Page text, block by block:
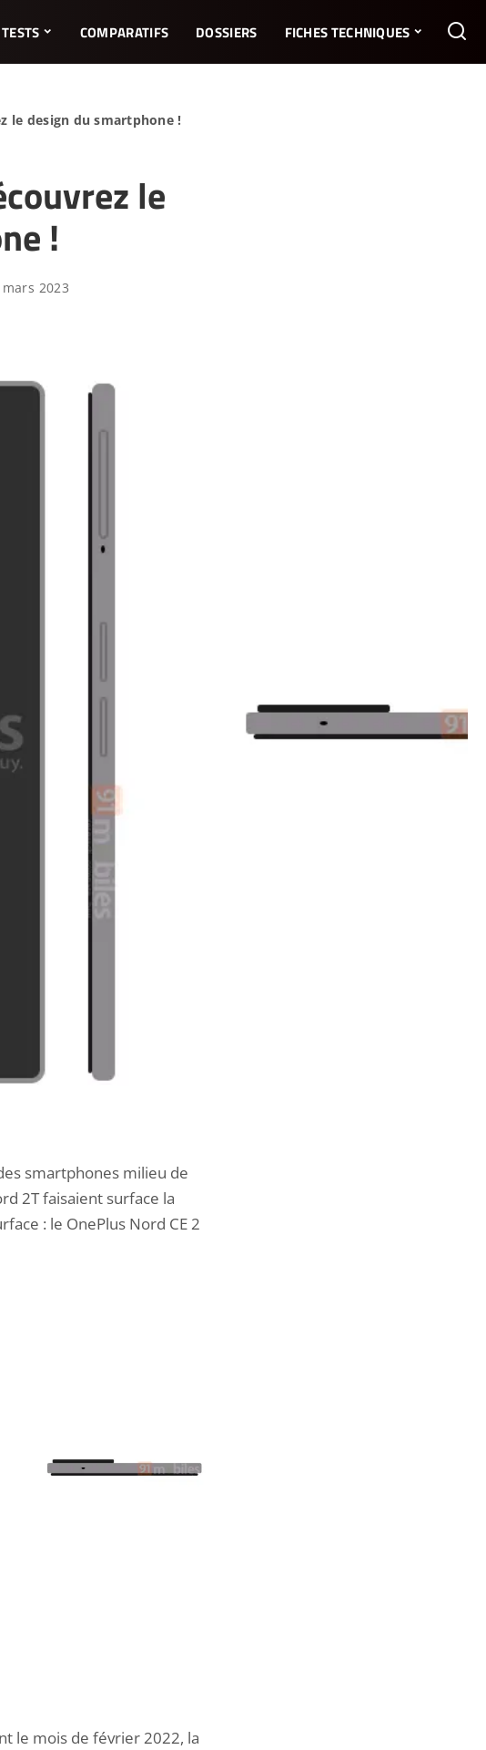
TESTS COMPARATIFS DOSSIERS FICHES TECHNIQUES
le design du smartphone !
le
!
2023
smartphones milieu de
2Tfaisaient surface la
: le OnePlus Nord CE 2
le mois de février 2022, la